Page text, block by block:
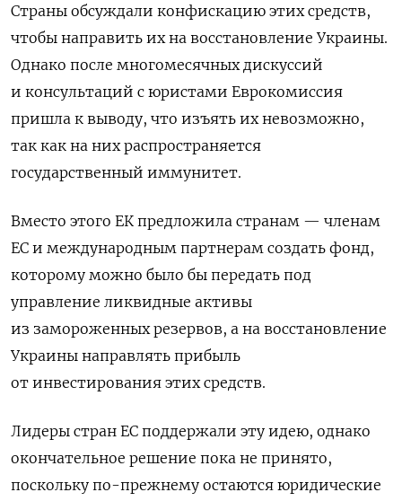
Страны обсуждали конфискацию этих средств,
чтобы направить их на восстановление Украины.
Однако после многомесячных дискуссий
и консультаций с юристами Еврокомиссия
пришла к выводу, что изъять их невозможно,
так как на них распространяется
государственный иммунитет.
Вместо этого ЕК предложила странам — членам
ЕС и международным партнерам создать фонд,
которому можно было бы передать под
управление ликвидные активы
из замороженных резервов, а на восстановление
Украины направлять прибыль
от инвестирования этих средств.
Лидеры стран ЕС поддержали эту идею, однако
окончательное решение пока не принято,
поскольку по-прежнему остаются юридические